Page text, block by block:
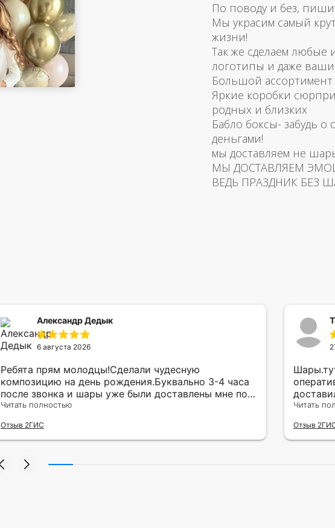
По поводу и без,
Мы украсим самый
жизни!
Так же сделаем любые
логотипы и даже
Большой
Яркие коробки
родных и близких
Бабло боксы- забудь о
деньгами!
мы доставляем не
МЫ ДОСТАВЛЯЕМ
ВЕДЬ ПРАЗДНИК БЕЗ
Александр Дедык
6 августа 2026
Ребята прям молодцы!Сделали чудесную
композицию на день рождения.Буквально 3-4 часа
после звонка и шары уже были доставлены мне по
адресу.Качество исполнения и упаковки на 5.Жена
Читать полностью
Отзыв 2ГИС
другу в
Читать
Отзыв